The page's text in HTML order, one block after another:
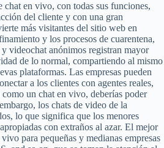
en vivo, con todas sus funciones,
del cliente y con una gran
más visitantes del sitio web en
y los procesos de cuarentena,
videochat anónimos registran mayor
de lo normal, compartiendo al mismo
plataformas. Las empresas pueden
a los clientes con agentes reales,
un chat en vivo, deberías poder
los chats de video de la
lo que significa que los menores
con extraños al azar. El mejor
para pequeñas y medianas empresas